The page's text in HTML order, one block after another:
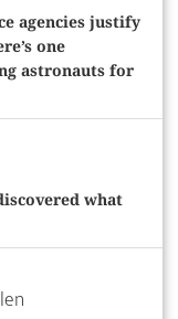
agencies justify
one
astronauts for
what